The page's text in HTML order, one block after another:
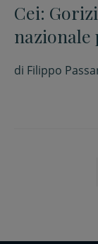
Cei:
nazionale
di Filippo